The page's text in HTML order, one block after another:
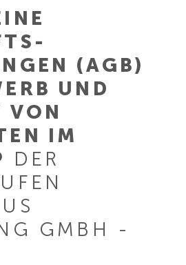
(AGB)
UND
VON
IM
DER
GMBH -